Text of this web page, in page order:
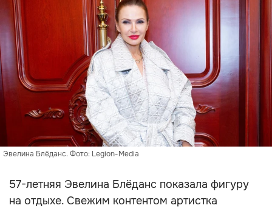
Эвелина Блёданс. Фото: Legion-Media
57-летняя Эвелина Блёданс показала фигуру
на отдыхе. Свежим контентом артистка